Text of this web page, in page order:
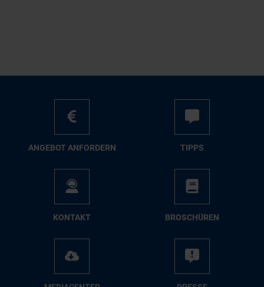
AN­GE­BOT AN­FOR­DERN TIPPS
KON­TAKT BRO­SCHÜ­REN